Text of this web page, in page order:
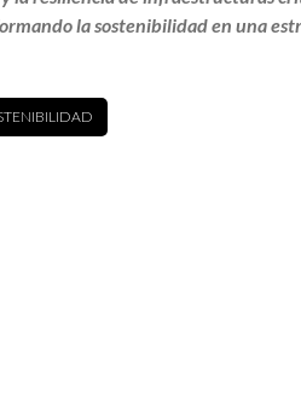
la sostenibilidad en una